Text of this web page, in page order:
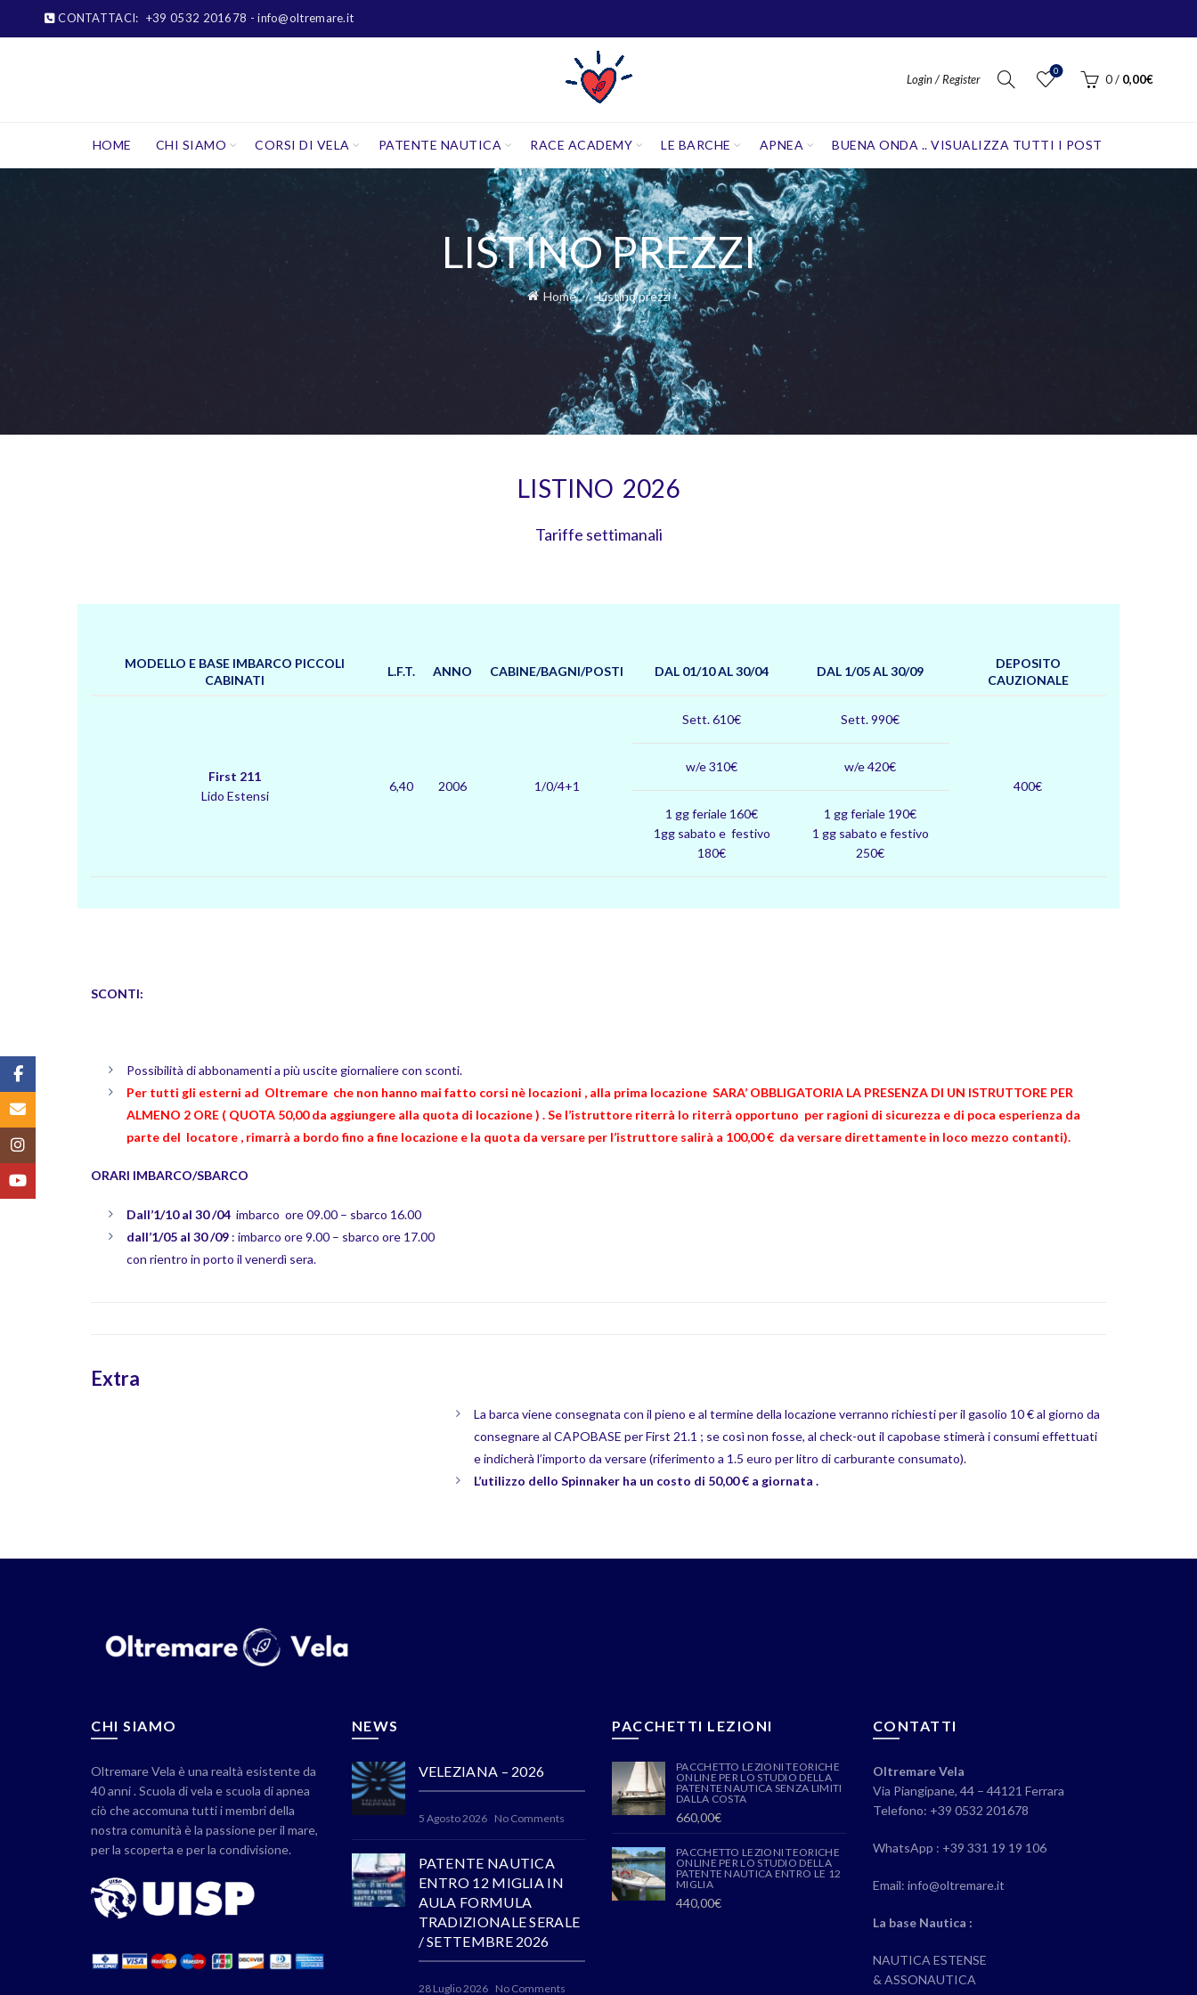
CONTATTACI: +39 0532 201678 - info@oltremare.it
Login / Register
0
0 / 0,00€
HOME CHI SIAMO CORSI DI VELA PATENTE NAUTICA RACE ACADEMY LE BARCHE APNEA BUENA ONDA .. VISUALIZZA TUTTI I POST
LISTINO PREZZI
Home Listino prezzi
LISTINO 2026
Tariffe settimanali
MODELLO E BASE IMBARCO PICCOLI
CABINATI
L.F.T. ANNO CABINE/BAGNI/POSTI DAL 01/10 AL 30/04 DAL 1/05 AL 30/09
DEPOSITO
CAUZIONALE
First 211
Lido Estensi
6,40 2006 1/0/4+1
Sett. 610€ Sett. 990€
400€
w/e 310€ w/e 420€
1 gg feriale 160€
1gg sabato e festivo
180€
1 gg feriale 190€
1 gg sabato e festivo
250€
SCONTI:
Possibilità di abbonamenti a più uscite giornaliere con sconti.
Per tutti gli esterni ad Oltremare che non hanno mai fatto corsi nè locazioni , alla prima locazione SARA’ OBBLIGATORIA LA PRESENZA DI UN ISTRUTTORE PER
ALMENO 2 ORE ( QUOTA 50,00 da aggiungere alla quota di locazione ) . Se l’istruttore riterrà lo riterrà opportuno per ragioni di sicurezza e di poca esperienza da
parte del locatore , rimarrà a bordo fino a fine locazione e la quota da versare per l’istruttore salirà a 100,00 € da versare direttamente in loco mezzo contanti).
ORARI IMBARCO/SBARCO
Dall’1/10 al 30 /04 imbarco ore 09.00 – sbarco 16.00
dall’1/05 al 30 /09 : imbarco ore 9.00 – sbarco ore 17.00
con rientro in porto il venerdì sera.
Extra
La barca viene consegnata con il pieno e al termine della locazione verranno richiesti per il gasolio 10 € al giorno da
consegnare al CAPOBASE per First 21.1 ; se così non fosse, al check-out il capobase stimerà i consumi effettuati
e indicherà l’importo da versare (riferimento a 1.5 euro per litro di carburante consumato).
L’utilizzo dello Spinnaker ha un costo di 50,00 € a giornata .
CHI SIAMO
Oltremare Vela è una realtà esistente da
40 anni . Scuola di vela e scuola di apnea
ciò che accomuna tutti i membri della
nostra comunità è la passione per il mare,
per la scoperta e per la condivisione.
NEWS
VELEZIANA – 2026
5 Agosto 2026 No Comments
PATENTE NAUTICA
ENTRO 12 MIGLIA IN
AULA FORMULA
TRADIZIONALE SERALE
/ SETTEMBRE 2026
28 Luglio 2026 No Comments
PACCHETTI LEZIONI
PACCHETTO LEZIONI TEORICHE
ONLINE PER LO STUDIO DELLA
PATENTE NAUTICA SENZA LIMITI
DALLA COSTA
660,00€
PACCHETTO LEZIONI TEORICHE
ONLINE PER LO STUDIO DELLA
PATENTE NAUTICA ENTRO LE 12
MIGLIA
440,00€
CONTATTI
Oltremare Vela
Via Piangipane, 44 – 44121 Ferrara
Telefono: +39 0532 201678
WhatsApp : +39 331 19 19 106
Email: info@oltremare.it
La base Nautica :
NAUTICA ESTENSE
& ASSONAUTICA